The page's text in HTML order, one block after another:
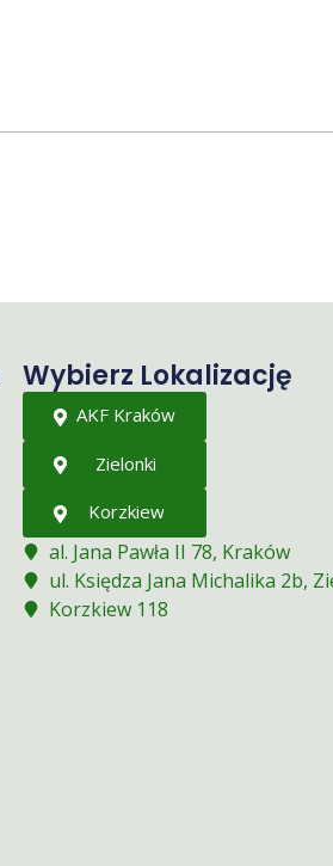
Wybierz Lokalizację
AKF Kraków
Zielonki
Korzkiew
al. Jana Pawła II 78, Kraków
ul. Księdza Jana Michalika 2b,
Korzkiew 118